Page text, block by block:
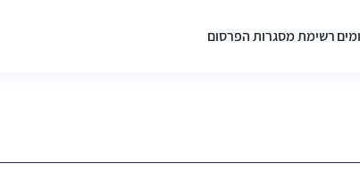
רשימת מסגרות הפרסום